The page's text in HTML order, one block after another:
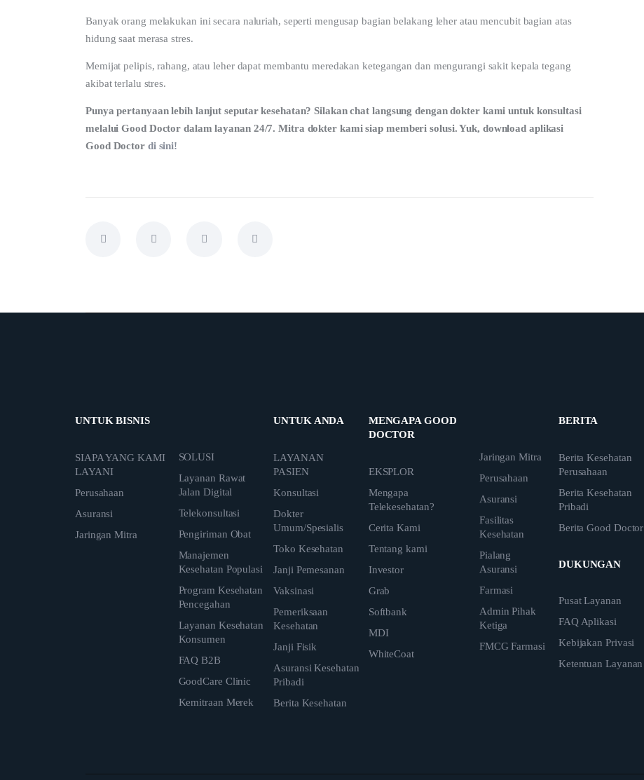
Banyak orang melakukan ini secara naluriah, seperti mengusap bagian belakang leher atau mencubit bagian atas
hidung saat merasa stres.
Memijat pelipis, rahang, atau leher dapat membantu meredakan ketegangan dan mengurangi sakit kepala tegang
akibat terlalu stres.
Punya pertanyaan lebih lanjut seputar kesehatan? Silakan chat langsung dengan dokter kami untuk konsultasi
melalui Good Doctor dalam layanan 24/7. Mitra dokter kami siap memberi solusi. Yuk, download aplikasi
Good Doctor di sini!
UNTUK BISNIS
SIAPA YANG KAMI
LAYANI
Perusahaan
Asuransi
Jaringan Mitra
SOLUSI
Layanan Rawat
Jalan Digital
Telekonsultasi
Pengiriman Obat
Manajemen
Kesehatan Populasi
Program Kesehatan
Pencegahan
Layanan Kesehatan
Konsumen
FAQ B2B
GoodCare Clinic
Kemitraan Merek
UNTUK ANDA
LAYANAN
PASIEN
Konsultasi
Dokter
Umum/Spesialis
Toko Kesehatan
Janji Pemesanan
Vaksinasi
Pemeriksaan
Kesehatan
Janji Fisik
Asuransi Kesehatan
Pribadi
Berita Kesehatan
MENGAPA GOOD
DOCTOR
EKSPLOR
Mengapa
Telekesehatan?
Cerita Kami
Tentang kami
Investor
Grab
Softbank
MDI
WhiteCoat
Jaringan Mitra
Perusahaan
Asuransi
Fasilitas
Kesehatan
Pialang
Asuransi
Farmasi
Admin Pihak
Ketiga
FMCG Farmasi
BERITA
Berita Kesehatan
Perusahaan
Berita Kesehatan
Pribadi
Berita Good Doctor
DUKUNGAN
Pusat Layanan
FAQ Aplikasi
Kebijakan Privasi
Ketentuan Layanan